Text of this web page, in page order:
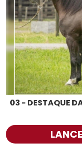
03 - DESTAQUE